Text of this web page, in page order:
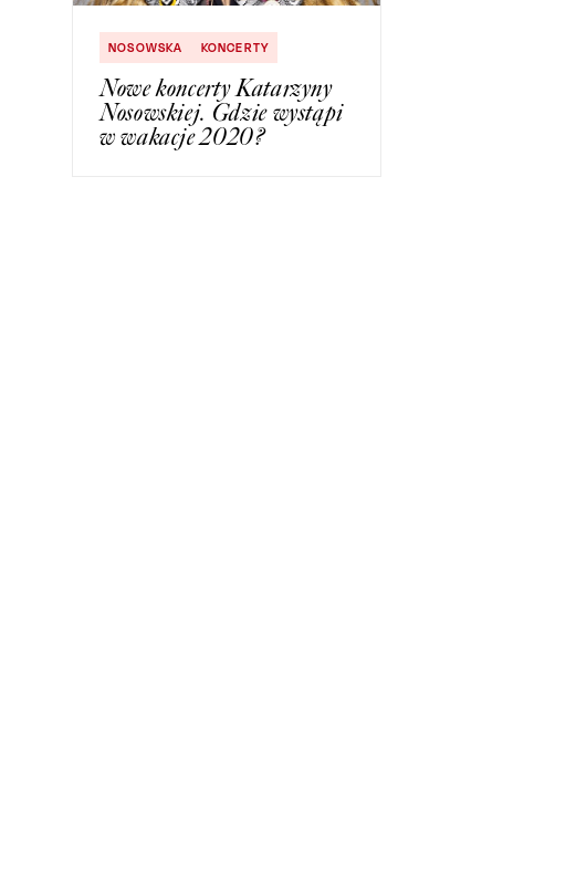
NOSOWSKA KONCERTY
Nowe koncerty Katarzyny
Nosowskiej. Gdzie wystąpi
w wakacje 2020?